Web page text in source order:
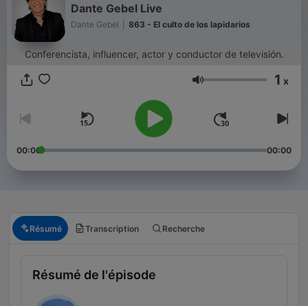
Dante Gebel Live
Dante Gebel 863 - El culto de los lapidarios
Conferencista, influencer, actor y conductor de televisión.
Volume 1 x
00:00 00:00
Résumé Transcription Recherche
Résumé de l'épisode